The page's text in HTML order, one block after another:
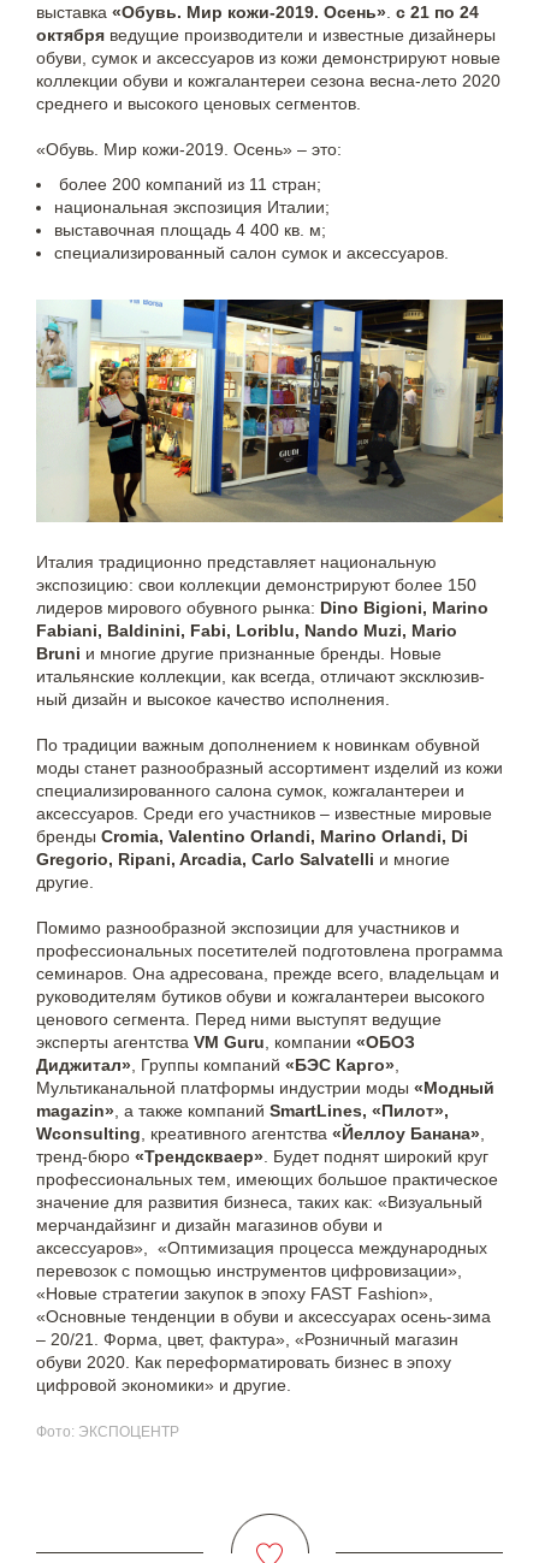
выстав­ка «Обувь. Мир кожи-2019. Осень» с 21 по 24
октября ведущие произво­ди­тели и известные дизайнеры
обуви, сумок и аксессуа­ров из кожи демонст­ри­руют новые
коллек­ции обуви и кожгалан­те­реи сезона весна-​лето 2020
среднего и высокого ценовых сегментов.
«Обувь. Мир кожи-2019. Осень» – это:
более 200 компаний из 11 стран;
национальная экспозиция Италии;
выставочная площадь 4 400 кв. м;
специализированный салон сумок и аксессуаров.
Италия традиционно представ­ляет националь­ную
экспози­цию: свои коллек­ции демонст­ри­руют более 150
лидеров мирового обувного рынка: Dino Bigioni, Marino
Fabiani, Baldinini, Fabi, Loriblu, Nando Muzi, Mario
Bruni и многие другие признан­ные бренды. Новые
итальян­ские коллек­ции, как всегда, отличают эксклю­зив­
ный дизайн и высокое качество исполнения.
По традиции важным дополне­нием к новинкам обувной
моды станет разнооб­раз­ный ассорти­мент изделий из кожи
специализи­ро­ван­ного салона сумок, кожгалан­те­реи и
аксессуаров. Среди его участников – известные мировые
бренды Cromia, Valentino Orlandi, Marino Orlandi, Di
Gregorio, Ripani, Arcadia, Carlo Salvatelli и многие
другие.
Помимо разнообразной экспозиции для участников и
профессиональных посетителей подготовлена программа
семинаров. Она адресована, прежде всего, владельцам и
руководителям бутиков обуви и кожгалантереи высокого
ценового сегмента. Перед ними выступят ведущие
эксперты агентства VM Guru, компании «ОБОЗ
Диджитал», Группы компаний «БЭС Карго»,
Мультиканальной платформы индустрии моды «Модный
magazin», а также компаний SmartLines, «Пилот»,
Wconsulting, креативного агентства «Йеллоу Банана»,
тренд-бюро «Трендскваер». Будет поднят широкий круг
профессиональных тем, имеющих большое практическое
значение для развития бизнеса, таких как: «Визуальный
мерчандайзинг и дизайн магазинов обуви и
аксессуаров», «Оптимизация процесса международных
перевозок с помощью инструментов цифровизации»,
«Новые стратегии закупок в эпоху FAST Fashion»,
«Основные тенденции в обуви и аксессуарах осень-зима
– 20/21. Форма, цвет, фактура», «Розничный магазин
обуви 2020. Как переформатировать бизнес в эпоху
цифровой экономики» и другие.
Фото: ЭКСПОЦЕНТР